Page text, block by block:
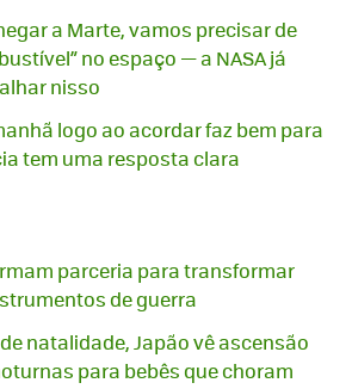
a Marte, vamos precisar de
no espaço — a NASA já
nisso
logo ao acordar faz bem para
tem uma resposta clara
parceria para transformar
de guerra
natalidade, Japão vê ascensão
para bebês que choram